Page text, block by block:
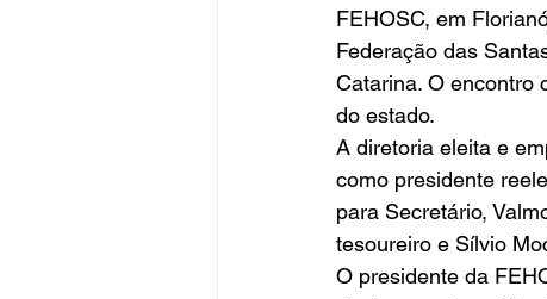
FEHOSC, em
Federação das
Catarina. O encontro
do estado.
A diretoria eleita e
como presidente
para Secretário,
tesoureiro e Sílvio
O presidente da